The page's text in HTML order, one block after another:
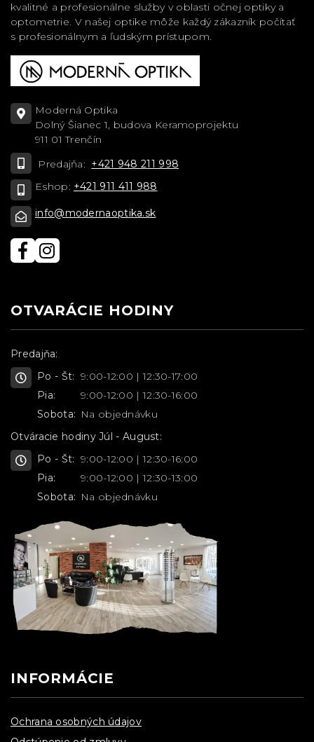
kvalitné a profesionálne služby v oblasti očnej optiky a
optometrie. V našej optike môže každý zákazník počítať
s profesionálnym a ľudským prístupom.
Moderná Optika
Dolný Šianec 1, budova Keramoprojektu
911 01 Trenčín
Predajňa: +421 948 211 998
Eshop: +421 911 411 988
info@modernaoptika.sk
OTVARÁCIE HODINY
Predajňa:
Po - Št: 9:00-12:00 | 12:30-17:00
Pia:
9:00-12:00 | 12:30-16:00
Sobota: Na objednávku
Otváracie hodiny Júl - August:
Po - Št: 9:00-12:00 | 12:30-16:00
Pia:
9:00-12:00 | 12:30-13:00
Sobota: Na objednávku
INFORMÁCIE
Ochrana osobných údajov